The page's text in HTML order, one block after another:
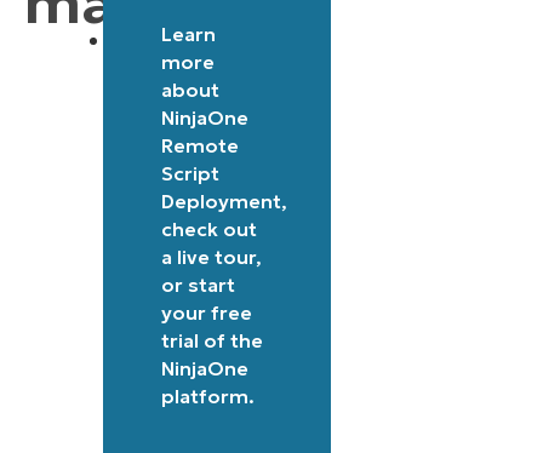
Délai
d’attente
maximum
personnalisable
utilisateurs
peuvent
spécifier
temps
Learn
more
about
NinjaOne
Remote
Script
Deployment,
check out
a live tour,
orstart
your free
trial of the
NinjaOne
platform.